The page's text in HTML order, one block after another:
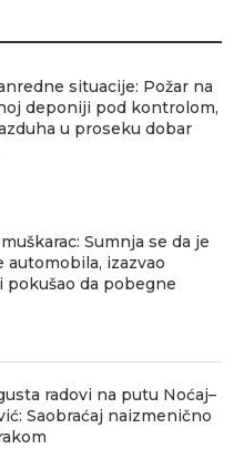
situacije: Požar na
deponiji pod kontrolom,
u proseku dobar
Sumnja se da je
automobila, izazvao
pokušao da pobegne
radovi na putu Noćaj–
Saobraćaj naizmenično